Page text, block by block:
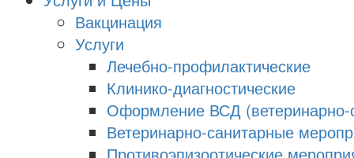
Вакцинация
Услуги
Лечебно-профилактические
Клинико-диагностические
Оформление ВСД (ветеринарно-
Ветеринарно-санитарные